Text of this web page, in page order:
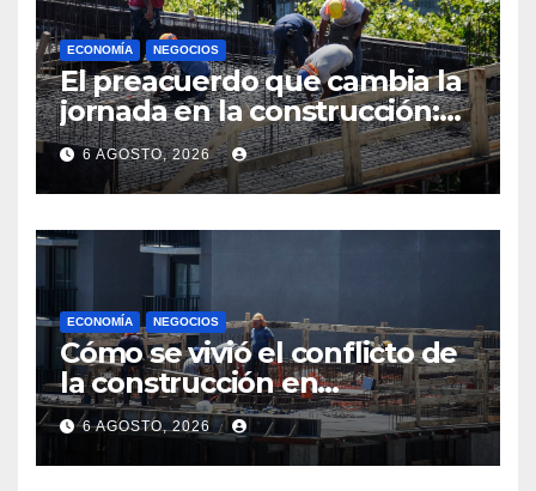
ECONOMÍA NEGOCIOS
El preacuerdo que cambia la
jornada en la construcción:
menos horas, subas reales y
convenio hasta 2031
6 AGOSTO, 2026
ECONOMÍA NEGOCIOS
Cómo se vivió el conflicto de
la construcción en
Maldonado, un
departamento donde el
sector tiene sus
6 AGOSTO, 2026